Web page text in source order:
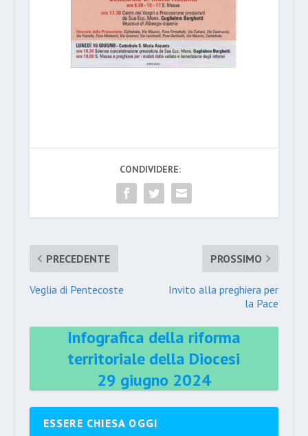
CONDIVIDERE:
PRECEDENTE
Veglia di Pentecoste
PROSSIMO
Invito alla preghiera per
la Pace
Infografica della riforma
territoriale della Diocesi
29 giugno 2024
ESSERE CHIESA OGGI